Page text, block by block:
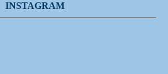
INSTAGRAM